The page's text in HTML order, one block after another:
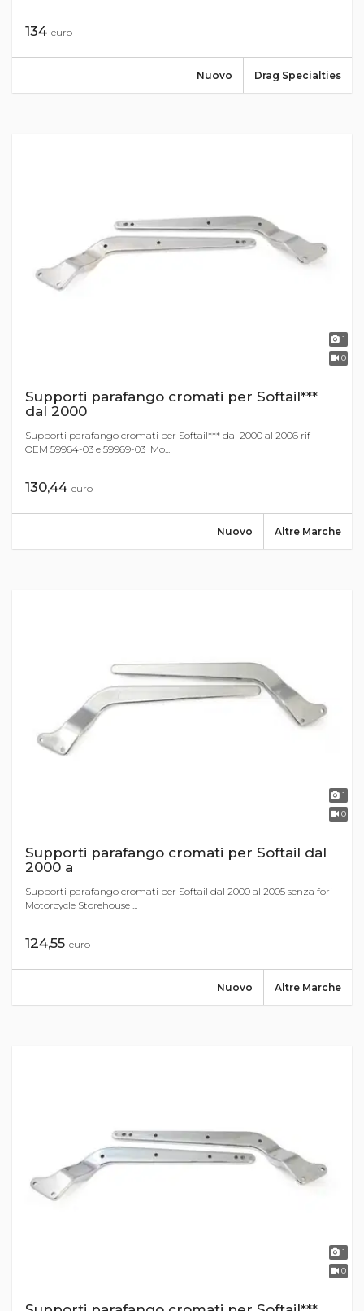
134 euro
Drag Specialties
Nuovo
1
0
Supporti parafango cromati per Softail***
dal 2000
Supporti parafango cromati per Softail*** dal 2000 al 2006 rif
OEM 59964-03 e 59969-03 Mo...
130,44 euro
Altre Marche
Nuovo
1
0
Supporti parafango cromati per Softail dal
2000 a
Supporti parafango cromati per Softail dal 2000 al 2005 senza fori
Motorcycle Storehouse ...
124,55 euro
Altre Marche
Nuovo
1
0